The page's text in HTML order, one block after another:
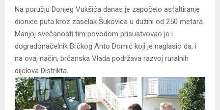
Na poručju Donjeg Vukšića danas je započelo asfaltiranje
dionice puta kroz zaselak Šukovica u dužini od 250 metara.
Manjoj svečanosti tim povodom prisustvovao je i
dogradonačelnik Brčkog Anto Domić koji je naglasio da, i
na ovaj način, brčanska Vlada podržava razvoj ruralnih
dijelova Distrikta.